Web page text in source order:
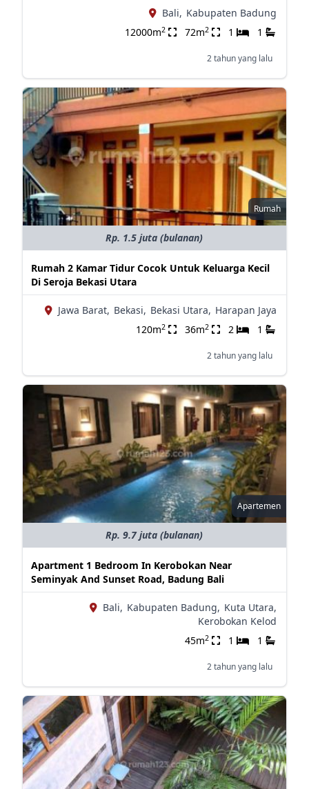
Bali, Kabupaten Badung
12000m2 72m2 1 1
2 tahun yang lalu
Rumah
Rp. 1.5 juta (bulanan)
Rumah 2 Kamar Tidur Cocok Untuk Keluarga Kecil
Di Seroja Bekasi Utara
Jawa Barat, Bekasi, Bekasi Utara, Harapan Jaya
120m2 36m2 2 1
2 tahun yang lalu
Apartemen
Rp. 9.7 juta (bulanan)
Apartment 1 Bedroom In Kerobokan Near
Seminyak And Sunset Road, Badung Bali
Bali, Kabupaten Badung, Kuta Utara,
Kerobokan Kelod
45m2 1 1
2 tahun yang lalu